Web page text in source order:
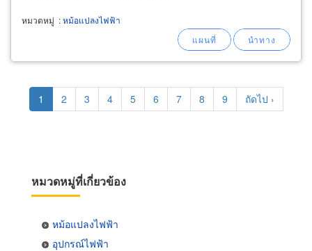
หมวดหมู่ :หม้อแปลงไฟฟ้า
Pagination
Current
page
1 Page
2 Page
3 Page
4 Page
5 Page
6 Page
7 Page
8 Page
9
Next
page
ถัดไป ›
หมวดหมู่ที่เกี่ยวข้อง
หม้อแปลงไฟฟ้า
อุปกรณ์ไฟฟ้า